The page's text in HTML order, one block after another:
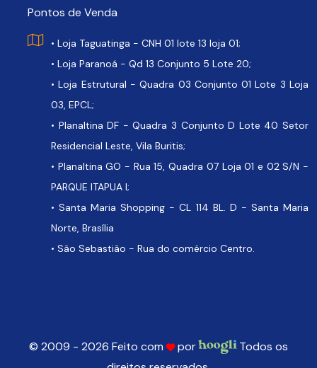
Pontos de Venda
• Loja Taguatinga - CNH 01 lote 13 loja 01;
• Loja Paranoá - Qd 13 Conjunto 5 Lote 20;
• Loja Estrutural - Quadra 03 Conjunto 01 Lote 3 Loja
03, EPCL;
• Planaltina DF - Quadra 3 Conjunto D Lote 40 Setor
Residencial Leste, Vila Buritis;
• Planaltina GO - Rua 15, Quadra 07 Loja 01 e 02 S/N -
PARQUE ITAPUA I;
• Santa Maria Shopping - CL 114 BL. D - Santa Maria
Norte, Brasília
• São Sebastião - Rua do comércio Centro.
© 2009 - 2026 Feito com por
Todos os